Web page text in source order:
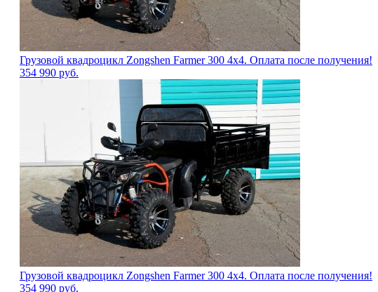
Грузовой квадроцикл Zongshen Farmer 300 4х4. Оплата после получения!
354 990 руб.
Грузовой квадроцикл Zongshen Farmer 300 4х4. Оплата после получения!
354 990 руб.